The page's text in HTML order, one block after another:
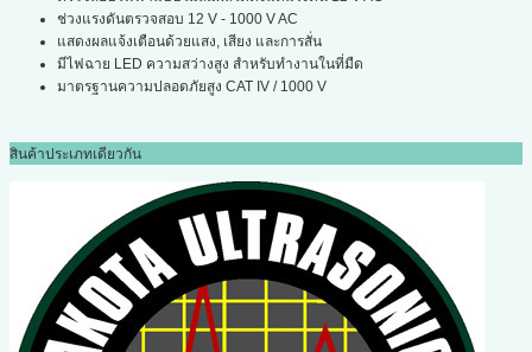
ช่วงแรงดันตรวจสอบ 12 V - 1000 V AC
แสดงผลแจ้งเตือนด้วยแสง, เสียง และการสั่น
มีไฟฉาย LED ความสว่างสูง สำหรับทำงานในที่มืด
มาตรฐานความปลอดภัยสูง CAT IV / 1000 V
สินค้าประเภทเดียวกัน